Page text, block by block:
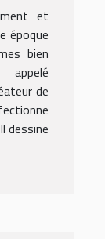
et
époque
bien
de
dessine